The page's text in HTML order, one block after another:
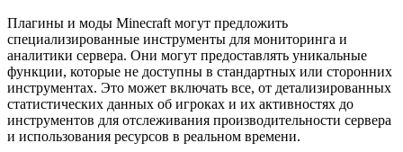
Плагины и моды Minecraft могут предложить
специализированные инструменты для мониторинга и
аналитики сервера. Они могут предоставлять уникальные
функции, которые не доступны в стандартных или сторонних
инструментах. Это может включать все, от детализированных
статистических данных об игроках и их активностях до
инструментов для отслеживания производительности сервера
и использования ресурсов в реальном времени.